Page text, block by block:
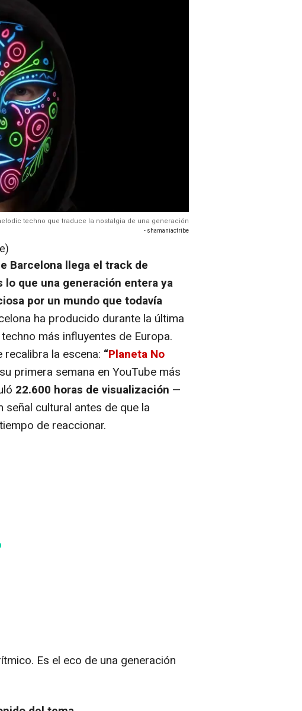
techno que traduce la nostalgia de una generación
- shamaniactribe
Barcelona llega el track de
que una generación entera ya
por un mundo que todavía
ha producido durante la última
más influyentes de Europa.
la escena: “Planeta No
primera semana en YouTube más
22.600 horas de visualización —
cultural antes de que la
de reaccionar.
Es el eco de una generación